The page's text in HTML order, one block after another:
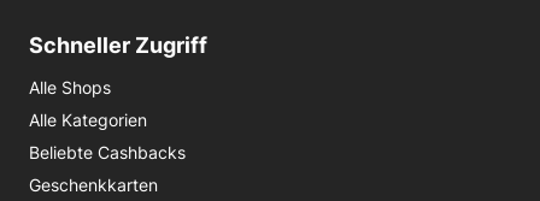
Schneller Zugriff
Alle Shops
Alle Kategorien
Beliebte Cashbacks
Geschenkkarten